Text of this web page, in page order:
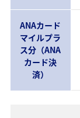
ANAカード
マイルプラ
ス分（ANA
カード決
済）